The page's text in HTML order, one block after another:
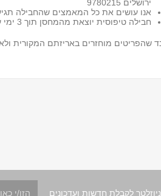
ירושלים 9780215
אנו עושים את כל המאמצים שהחבילה
חבילה טיפוסית יוצאת מהמחסן תוך 3 ימי עסקים ומגיעה תוך 5-7 ימי עסקים בהתאם למקום מגורים ולעומסים בדואר.
שהפריטים מוחזרים באריזתם המקורית
לקבלת חדשות ועדכונים